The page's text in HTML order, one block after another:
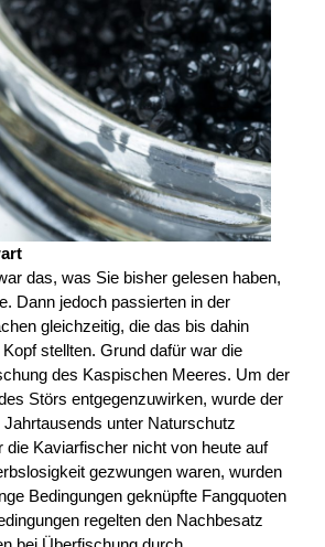
das, was Sie bisher gelesen haben,
Dann jedoch passierten in der
gleichzeitig, die das bis dahin
stellten. Grund dafür war die
des Kaspischen Meeres. Um der
Störs entgegenzuwirken, wurde der
Jahrtausends unter Naturschutz
die Kaviarfischer nicht von heute auf
gezwungen waren, wurden
Bedingungen geknüpfte Fangquoten
regelten den Nachbesatz